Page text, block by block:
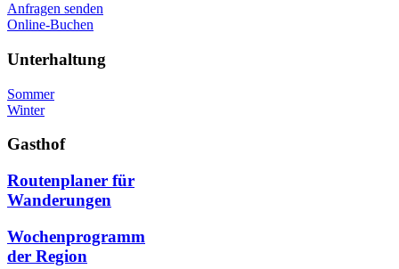
Anfragen senden
Online-Buchen
Unterhaltung
Sommer
Winter
Gasthof
Routenplaner für
Wanderungen
Wochenprogramm
der Region